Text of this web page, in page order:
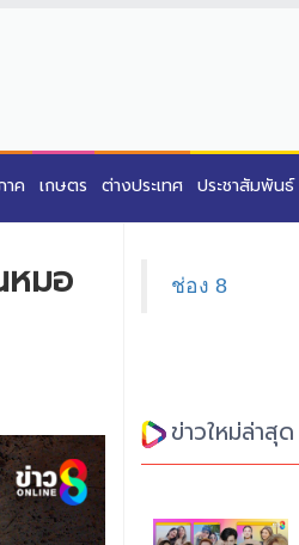
ค เกษตร ต่างประเทศ ประชาสัมพันธ์
หมอ
ช่อง 8
ข่าวใหม่ล่าสุด